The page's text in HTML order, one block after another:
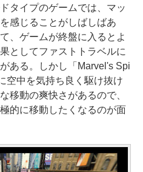
タイプのゲームでは、マッ
感じることがしばしばあ
、ゲームが終盤に入るとよ
としてファストトラベルに
ある。しかし「Marvel's Spi
空中を気持ち良く駆け抜け
移動の爽快さがあるので、
的に移動したくなるのが面